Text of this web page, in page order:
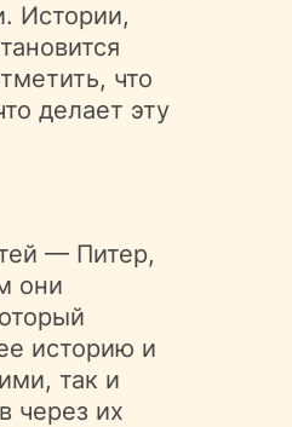
Истории,
что
делает эту
— Питер,
они
историю и
так и
через их